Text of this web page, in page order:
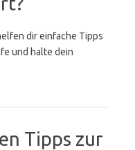
dir einfache Tipps
und halte dein
Tipps zur